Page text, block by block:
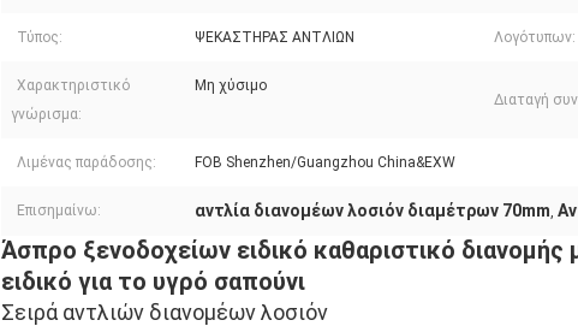
Τύπος: ΨΕΚΑΣΤΗΡΑΣ ΑΝΤΛΙΩΝ Λογότυπων:
Χαρακτηριστικό
γνώρισμα:
Μη χύσιμο
Διαταγή
Λιμένας παράδοσης: FOB Shenzhen/Guangzhou China&EXW
Επισημαίνω: αντλία διανομέων λοσιόν διαμέτρων 70mm,
Άσπρο ξενοδοχείων ειδικό καθαριστικό
ειδικό για το υγρό σαπούνι
Σειρά αντλιών διανομέων λοσιόν